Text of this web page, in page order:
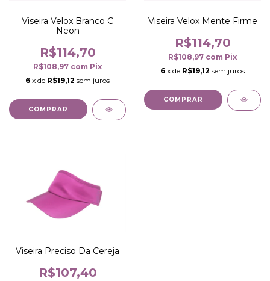
Viseira Velox Branco C
Neon
R$114,70
R$108,97 com Pix
6 x de R$19,12 sem juros
COMPRAR
Viseira Velox Mente Firme
R$114,70
R$108,97 com Pix
6 x de R$19,12 sem juros
COMPRAR
Viseira Preciso Da Cereja
R$107,40